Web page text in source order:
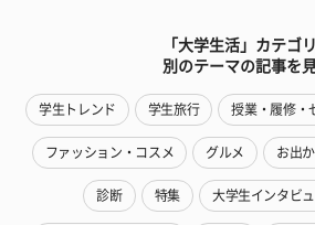
「大学生活」カテゴ
別のテーマの記事を
学生トレンド 学生旅行 授業・履修・
ファッション・コスメ グルメ お出
診断 特集 大学生インタビ